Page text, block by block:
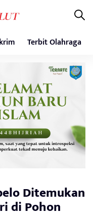
Terbit Olahraga
Ditemukan
di Pohon